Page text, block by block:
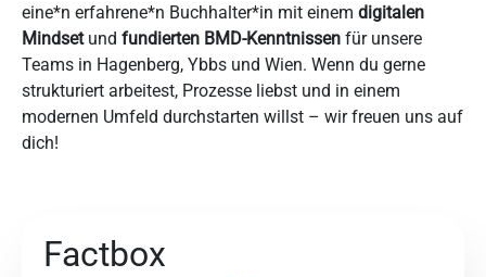
eine*n erfahrene*n Buchhalter*in mit einem digitalen
Mindsetund fundierten BMD-Kenntnissen für unsere
Teams in Hagenberg, Ybbs und Wien. Wenn du gerne
strukturiert arbeitest, Prozesse liebst und in einem
modernen Umfeld durchstarten willst – wir freuen uns auf
dich!
Factbox